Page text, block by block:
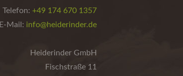
Telefon: +49 174 670 1357
E-Mail: info@heiderinder.de
Heiderinder GmbH
Fischstraße 11